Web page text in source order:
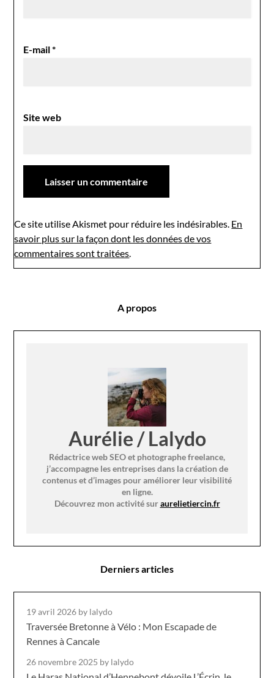
E-mail*
Site web
Ce site utilise Akismet pour réduire les indésirables. En
savoir plus sur la façon dont les données de vos
commentaires sont traitées.
A propos
Aurélie / Lalydo
Rédactrice web SEO et photographe freelance,
j’accompagne les entreprises dans la création de
contenus et d’images pour améliorer leur visibilité
en ligne.
Découvrez mon activité suraurelietiercin.fr
Derniers articles
19 avril 2026 by lalydo
Traversée Bretonne à Vélo : Mon Escapade de
Rennes à Cancale
26 novembre 2025 by lalydo